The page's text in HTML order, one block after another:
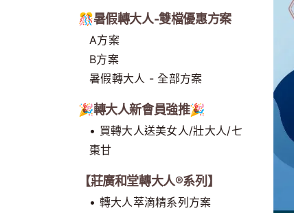
🎊暑假轉大人-雙檔優惠方案
A方案
B方案
暑假轉大人 - 全部方案
🎉轉大人新會員強推🎉
• 買轉大人送美女人/壯大人/七
棗甘
【莊廣和堂轉大人®系列】
• 轉大人萃滴精系列方案